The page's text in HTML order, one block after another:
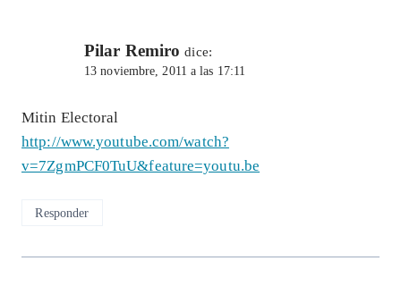
Pilar Remiro dice:
13 noviembre, 2011 a las 17:11
Mitin Electoral
http://www.youtube.com/watch?
v=7ZgmPCF0TuU&feature=youtu.be
Responder